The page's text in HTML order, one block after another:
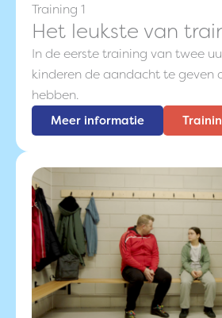
Training 1
Het leukste van
In de eerste training van twee
kinderen de aandacht te geven
hebben.
Meer informatie